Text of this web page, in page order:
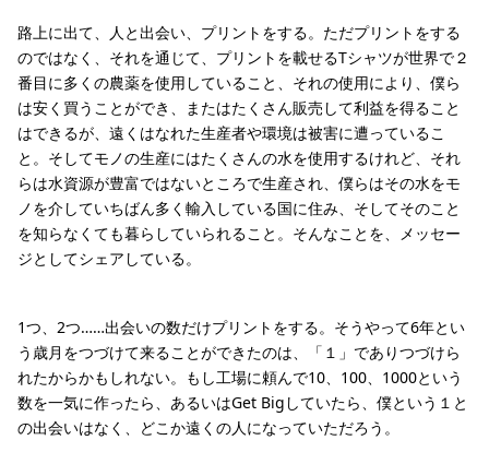
路上に出て、人と出会い、プリントをする。ただプリントをする
のではなく、それを通じて、プリントを載せるTシャツが世界で２
番目に多くの農薬を使用していること、それの使用により、僕ら
は安く買うことができ、またはたくさん販売して利益を得ること
はできるが、遠くはなれた生産者や環境は被害に遭っているこ
と。そしてモノの生産にはたくさんの水を使用するけれど、それ
らは水資源が豊富ではないところで生産され、僕らはその水をモ
ノを介していちばん多く輸入している国に住み、そしてそのこと
を知らなくても暮らしていられること。そんなことを、メッセー
ジとしてシェアしている。
1つ、2つ……出会いの数だけプリントをする。そうやって6年とい
う歳月をつづけて来ることができたのは、「１」でありつづけら
れたからかもしれない。もし工場に頼んで10、100、1000という
数を一気に作ったら、あるいはGet Bigしていたら、僕という１と
の出会いはなく、どこか遠くの人になっていただろう。